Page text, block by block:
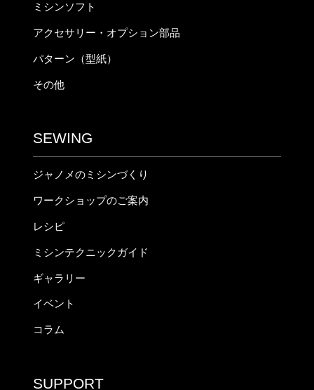
ミシンソフト
アクセサリー・オプション部品
パターン（型紙）
その他
SEWING
ジャノメのミシンづくり
ワークショップのご案内
レシピ
ミシンテクニックガイド
ギャラリー
イベント
コラム
SUPPORT